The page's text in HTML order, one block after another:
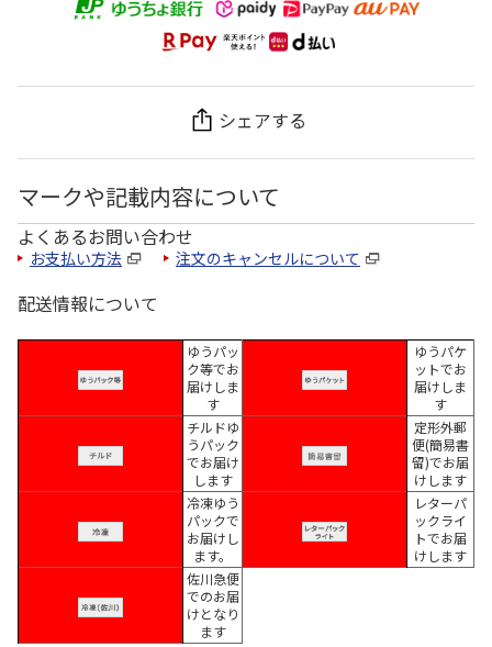
シェアする
マークや記載内容について
よくあるお問い合わせ
お支払い方法 注文のキャンセルについて
配送情報について
ゆうパッ
ク等でお
届けしま
す
ゆうパケ
ットでお
届けしま
す
チルドゆ
うパック
でお届け
します
定形外郵
便(簡易書
留)でお届
けします
冷凍ゆう
パックで
お届けし
ます。
レターパ
ックライ
トでお届
けします
佐川急便
でのお届
けとなり
ます